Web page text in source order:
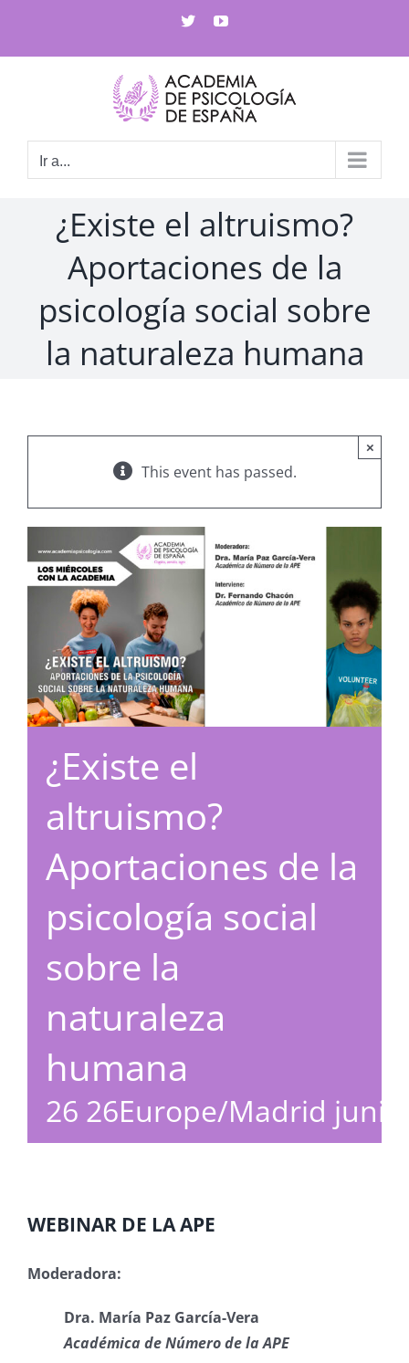
contenido
X YouTube
Ir a...
¿Existe el altruismo?
Aportaciones de la
psicología social sobre
la naturaleza humana
This event has passed.
×
¿Existe el
altruismo?
Aportaciones de la
psicología social
sobre la
naturaleza
humana
26 26Europe/Madrid
WEBINAR DE LA APE
Moderadora:
Dra. María Paz García-Vera
Académica de Número de la APE